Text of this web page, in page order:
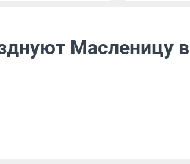
Масленицу в